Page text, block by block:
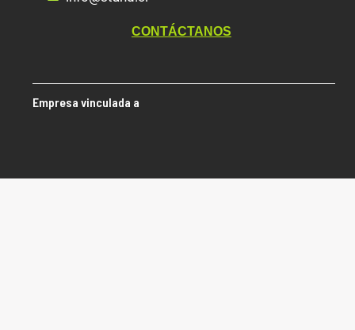
CONTÁCTANOS
Empresa vinculada a